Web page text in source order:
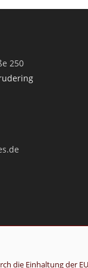
die Einhaltung der
250